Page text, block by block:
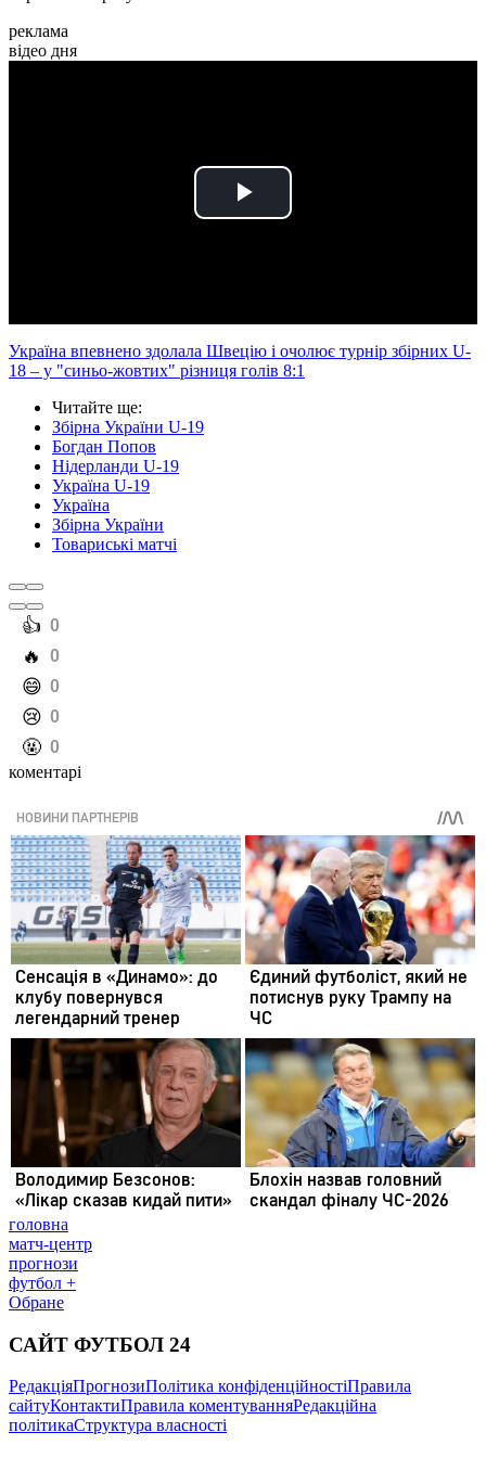
реклама
відео дня
Play
Україна впевнено здолала Швецію і очолює турнір збірних U-
18 – у "синьо-жовтих" різниця голів 8:1
Читайте ще:
Збірна України U-19
Богдан Попов
Нідерланди U-19
Україна U-19
Україна
Збірна України
Товариські матчі
️👍 0
️🔥 0
️😄 0
️😢 0
️🤬 0
коментарі
головна
матч-центр
прогнози
футбол +
Обране
САЙТ ФУТБОЛ 24
РедакціяПрогнозиПолітика конфіденційностіПравила
сайтуКонтактиПравила коментуванняРедакційна
політикаСтруктура власності